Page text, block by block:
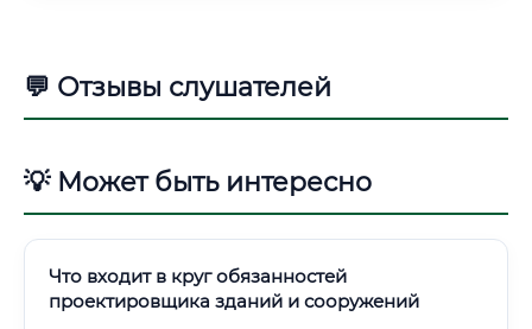
💬 Отзывы слушателей
💡 Может быть интересно
Что входит в круг обязанностей
проектировщика зданий и сооружений